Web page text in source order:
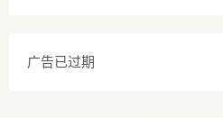
广告已过期